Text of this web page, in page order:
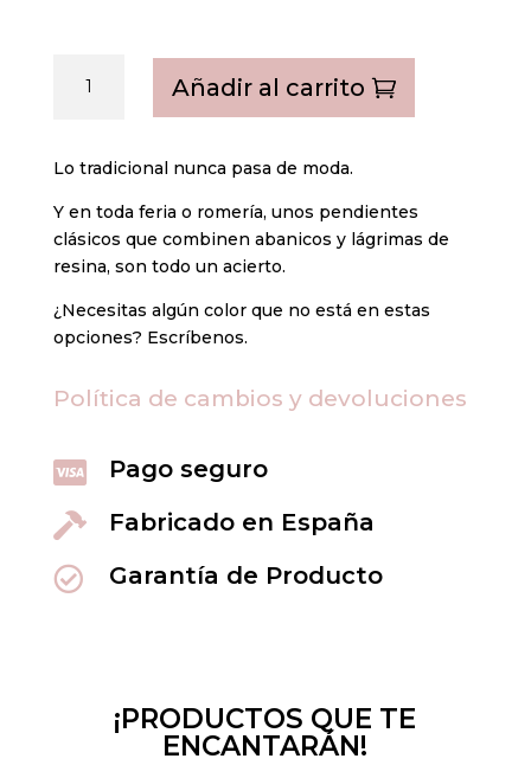
cantidad
Añadir al carrito
Lo tradicional nunca pasa de moda.
Y en toda feria o romería, unos pendientes
clásicos que combinen abanicos y lágrimas de
resina, son todo un acierto.
¿Necesitas algún color que no está en estas
opciones? Escríbenos.
Política de cambios y devoluciones
 Pago seguro
 Fabricado en España
 Garantía de Producto
¡PRODUCTOS QUE TE
ENCANTARÁN!